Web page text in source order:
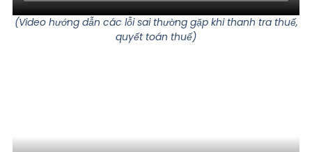
(Video hướng dẫn các lỗi sai thường gặp khi thanh tra thuế,
quyết toán thuế)